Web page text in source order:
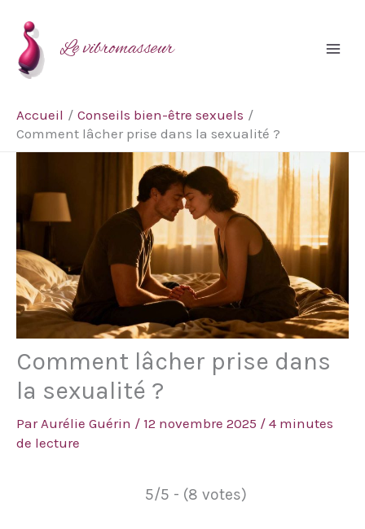
contenu
Le vibromasseur
Accueil
Conseils bien-être sexuels
Comment lâcher prise dans la sexualité ?
Comment lâcher prise dans
la sexualité ?
ParAurélie Guérin / 12 novembre 2025 / 4 minutes
de lecture
5/5 - (8 votes)